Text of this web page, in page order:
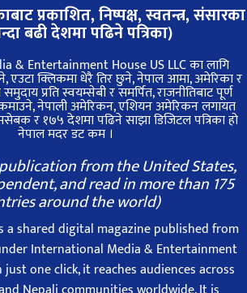
प्रकाशित, निष्पक्ष, स्वतन्त्र,संसारका
बढी देशमा पढिने पत्रिका)
& Entertainment House US LLC का लागि
एउटा क्लिकमा धेरै तिर छुने, नेपाल आमा, अमेरिका र
प्रति स्वयम्सेबी र समर्पित, राजनीतिबाट पूर्ण
नेपाली अमेरिकन, एशियन अमेरिकन लगायत
र १७५ देशमा पढिने साझा डिजिटल पत्रिका हो
नेपाल मदर डट कम ।
from the United States,
and read in more than 175
around the world)
a shared digital magazine published from
International Media & Entertainment
just one click, it reaches audiences across